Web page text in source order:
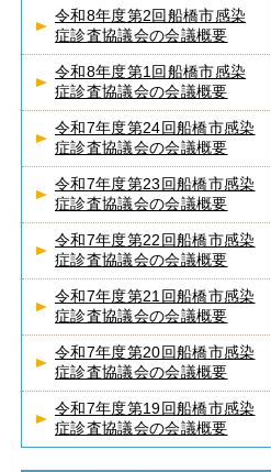
令和8年度第2回船橋市感染
症診査協議会の会議概要
令和8年度第1回船橋市感染
症診査協議会の会議概要
令和7年度第24回船橋市感染
症診査協議会の会議概要
令和7年度第23回船橋市感染
症診査協議会の会議概要
令和7年度第22回船橋市感染
症診査協議会の会議概要
令和7年度第21回船橋市感染
症診査協議会の会議概要
令和7年度第20回船橋市感染
症診査協議会の会議概要
令和7年度第19回船橋市感染
症診査協議会の会議概要